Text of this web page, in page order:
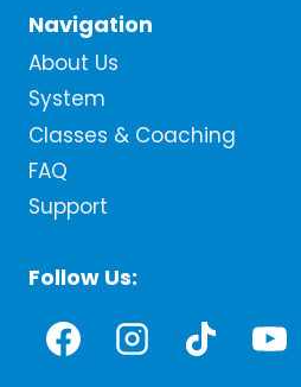
Navigation
About Us
System
Classes & Coaching
FAQ
Support
Follow Us: